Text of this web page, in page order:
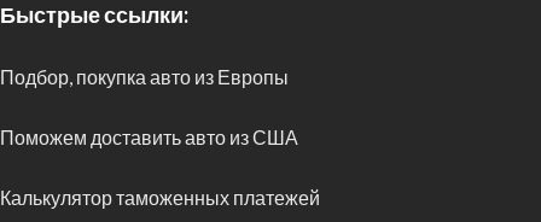
Быстрые ссылки:
Подбор, покупка авто из Европы
Поможем доставить авто из США
Калькулятор таможенных платежей